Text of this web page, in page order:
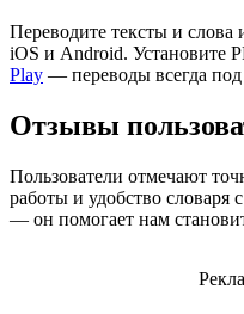
Переводите тексты и слова
iOS и Android. Установите
Play — переводы всегда под
Отзывы
Пользователи отмечают
работы и удобство словаря
— он помогает нам